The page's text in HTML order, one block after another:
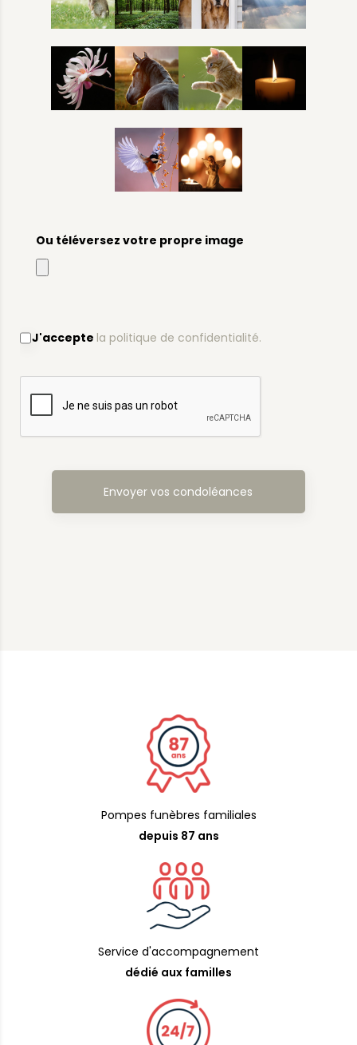
Ou téléversez votre propre image
J'accepte la politique de confidentialité.
Pompes funèbres familiales
depuis 87 ans
Service d'accompagnement
dédié aux familles